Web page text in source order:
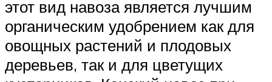
этот вид навоза является лучшим
органическим удобрением как для
овощных растений и плодовых
деревьев, так и для цветущих